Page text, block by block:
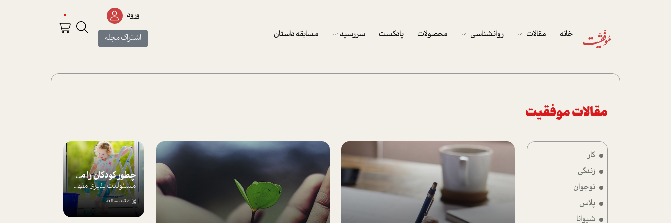
خانه مقالات
پرونده ویژه
روانشناسی محصولات پادکست سررسید
تقویم دیواری
مسابقه داستان
ورود
اشتراک مجله
0
مقالات موفقیت
کار
زندگی
نوجوان
پلاس
شیوانا
چطور کودکان را مسئولیت‌پذیر بار بیاورید؟
مسئولیت پذیری مفهومی ا ست که هر چه کودکت...
4 دقیقه مطالعه